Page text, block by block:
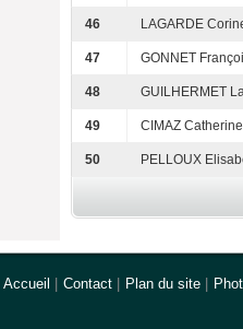
46 LAGARDE
47 GONNET
48 GUILHERMET
49 CIMAZ Catherine
50 PELLOUX
Accueil Contact Plan du site